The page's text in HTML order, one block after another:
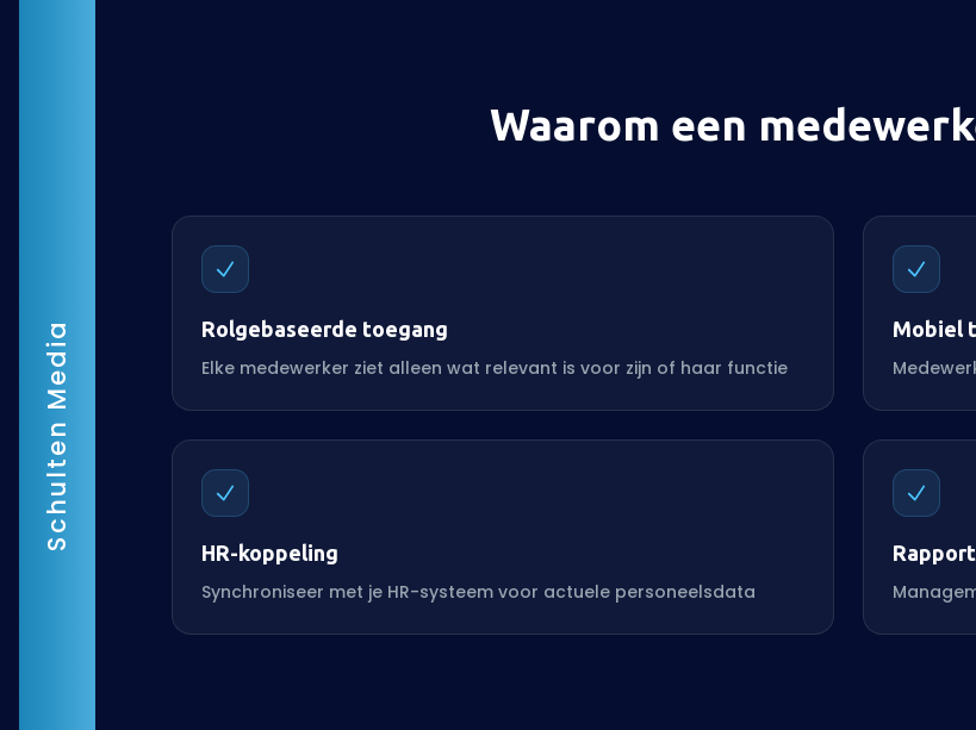
Schulten Media
Waarom een
Rolgebaseerde toegang
Elke medewerker ziet alleen wat relevant is voor zijn of haar functie
Mobiel
HR-koppeling
Synchroniseer met je HR-systeem voor actuele personeelsdata